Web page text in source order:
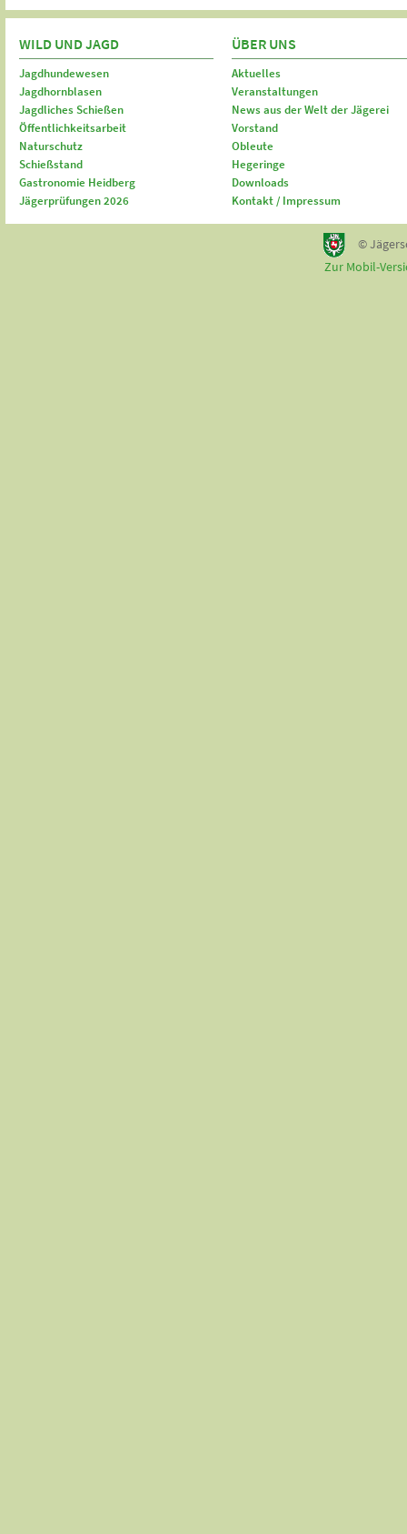
WILD UND JAGD
Jagdhundewesen
Jagdhornblasen
Jagdliches Schießen
Öffentlichkeitsarbeit
Naturschutz
Schießstand
Gastronomie Heidberg
Jägerprüfungen 2026
ÜBER UNS
Aktuelles
Veranstaltungen
News aus der Welt der Jägerei
Vorstand
Obleute
Hegeringe
Downloads
Kontakt / Impressum
©
Zur Mobil-